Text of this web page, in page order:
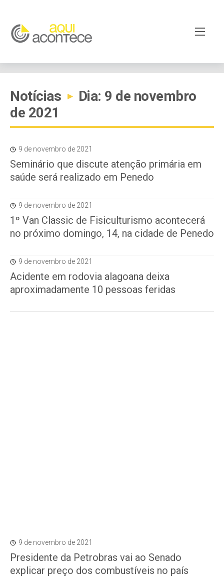
Notícias ▸
Dia: 9 de novembro
de 2021
9 de novembro de 2021
Seminário que discute atenção primária em
saúde será realizado em Penedo
9 de novembro de 2021
1º Van Classic de Fisiculturismo acontecerá
no próximo domingo, 14, na cidade de Penedo
9 de novembro de 2021
Acidente em rodovia alagoana deixa
aproximadamente 10 pessoas feridas
9 de novembro de 2021
Presidente da Petrobras vai ao Senado
explicar preço dos combustíveis no país